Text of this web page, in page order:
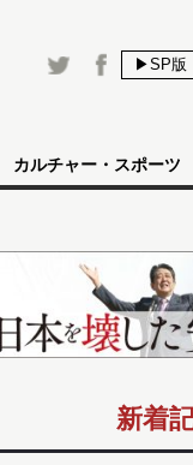
▶SP版
カルチャー・スポーツ
新着